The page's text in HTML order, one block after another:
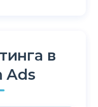
в
Ads